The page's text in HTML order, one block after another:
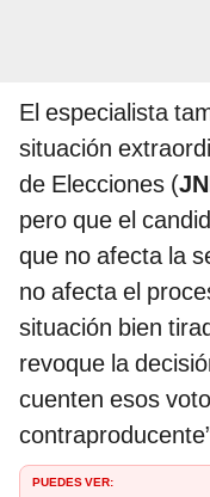
El especialista
situación
de Elecciones (
pero que el
que no afecta la
no afecta el
situación bien
revoque la
cuenten esos
PUEDES VER: